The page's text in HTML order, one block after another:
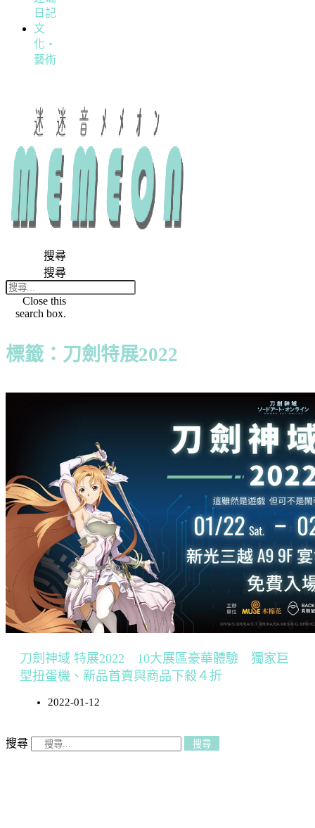
日記
文
化・
藝術
搜尋
搜尋
Close this
search box.
標籤：刀劍特展2022
刀劍神域 特展2022 10大展區豪華體驗 獨家巨
型扭蛋機、新品首賣與商品下殺４折
2022-01-12
搜尋 搜尋